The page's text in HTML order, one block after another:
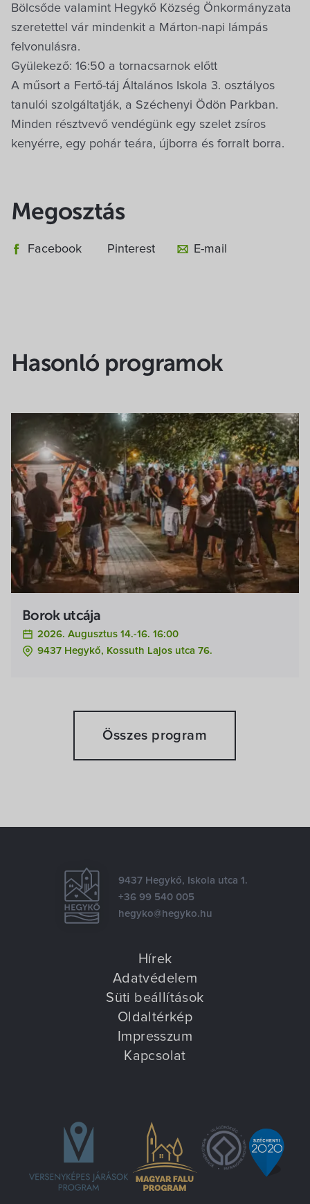
Közérdekű adatok
Pályázatok
Dokumentumok
Bölcsőde valamint Hegykő Község Önkormányzata
szeretettel vár mindenkit a Márton-napi lámpás
felvonulásra.
Gyülekező: 16:50 a tornacsarnok előtt
A műsort a Fertő-táj Általános Iskola 3. osztályos
tanulói szolgáltatják, a Széchenyi Ödön Parkban.
Minden résztvevő vendégünk egy szelet zsíros
kenyérre, egy pohár teára, újborra és forralt borra.
Megosztás
Facebook Pinterest E-mail
Hasonló programok
Borok utcája
2026. Augusztus 14.-16. 16:00
9437 Hegykő, Kossuth Lajos utca 76.
Összes program
9437 Hegykő, Iskola utca 1.
+36 99 540 005
hegyko@hegyko.hu
Hírek
Adatvédelem
Süti beállítások
Oldaltérkép
Impresszum
Kapcsolat